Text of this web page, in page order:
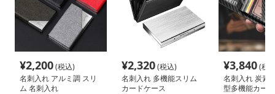
¥2,200(税込)
名刺入れ アルミ調 スリ
ム 名刺入れ
¥2,320(税込)
名刺入れ 多機能スリム
カードケース
¥3,840(税
名刺入れ 炭素
型多機能カー